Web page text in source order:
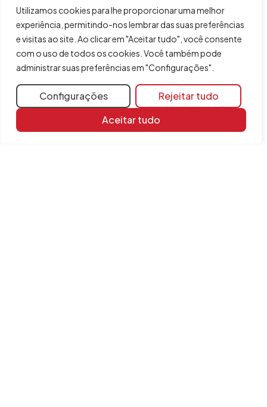
Utilizamos cookies para lhe proporcionar uma melhor
experiência, permitindo-nos lembrar das suas preferências
e visitas ao site. Ao clicar em "Aceitar tudo", você consente
com o uso de todos os cookies. Você também pode
administrar suas preferências em "Configurações".
Configurações
Rejeitar tudo
Aceitar tudo
Compartilhar
Mais informações
linhas de introdução definidas em planta, no caso de se
ter introduzido os muros “
Por polilinha
”. Este plano de
referência pode ser consultado a partir da opção
“ Editar geometria”.